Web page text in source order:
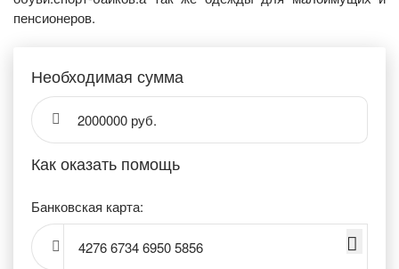
пенсионеров.
Необходимая сумма
2000000 руб.
Как оказать помощь
Банковская карта:
4276 6734 6950 5856